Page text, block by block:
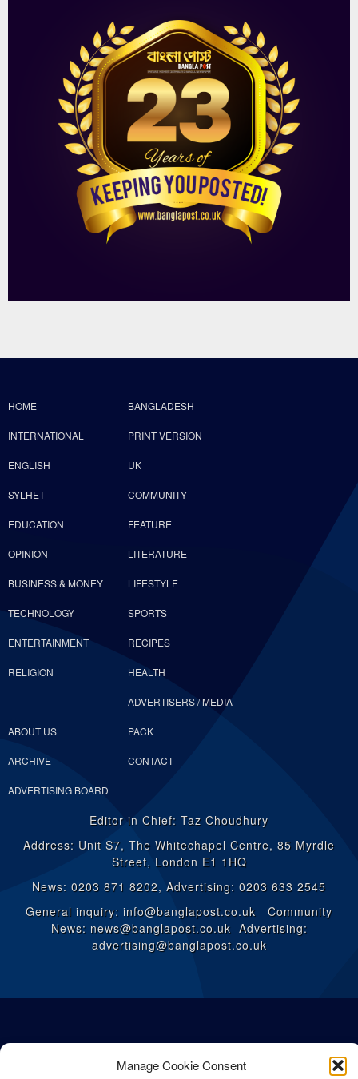
Manage Cookie Consent
HOME BANGLADESH
INTERNATIONAL PRINT VERSION
ENGLISH UK
SYLHET COMMUNITY
EDUCATION FEATURE
OPINION LITERATURE
BUSINESS & MONEY LIFESTYLE
TECHNOLOGY SPORTS
ENTERTAINMENT RECIPES
RELIGION HEALTH
ABOUT US
ADVERTISERS / MEDIA
PACK
ARCHIVE CONTACT
ADVERTISING BOARD
Editor in Chief: Taz Choudhury
Address: Unit S7, The Whitechapel Centre, 85 Myrdle
Street, London E1 1HQ
News: 0203 871 8202, Advertising: 0203 633 2545
General inquiry: info@banglapost.co.uk Community
News: news@banglapost.co.uk Advertising:
advertising@banglapost.co.uk